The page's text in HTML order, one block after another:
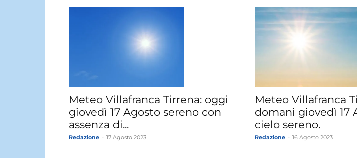
Meteo Villafranca Tirrena: oggi
giovedì 17 Agosto sereno con
assenza di...
Redazione 17 Agosto 2023
Meteo Villafranca
domani giovedì 17
cielo sereno.
Redazione 16 Agosto 2023